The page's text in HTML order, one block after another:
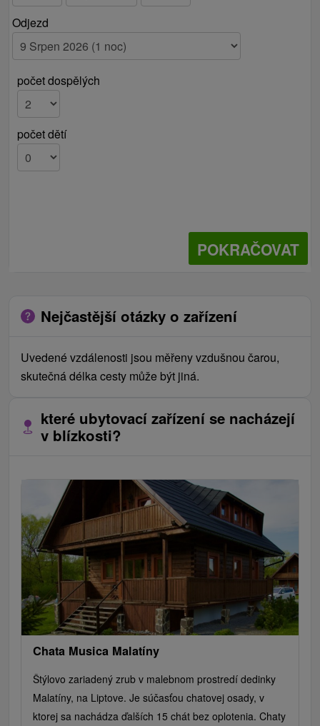
Odjezd
počet dospělých
počet dětí
POKRAČOVAT
Nejčastější otázky o zařízení
Uvedené vzdálenosti jsou měřeny vzdušnou čarou,
skutečná délka cesty může být jiná.
které ubytovací zařízení se nacházejí
v blízkosti?
Chata Musica Malatíny
Štýlovo zariadený zrub v malebnom prostredí dedinky
Malatíny, na Liptove. Je súčasťou chatovej osady, v
ktorej sa nachádza ďalších 15 chát bez oplotenia. Chaty